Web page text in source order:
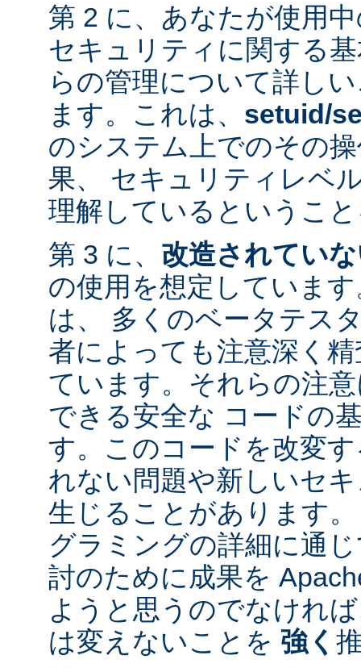
第 2 に、あなたが使用
セキュリティに関する
らの管理について詳し
ます。これは、 setuid/
のシステム上でのその
果、 セキュリティレベ
理解しているというこ
第 3 に、 改造されてい
の使用を想定していま
は、 多くのベータテス
者によっても注意深く
ています。それらの注
できる安全な コードの
す。このコードを改変
れない問題や新しいセ
生じることがあります
グラミングの詳細に通
討のために成果を
ようと思うのでなけれ
は変えないことを 強く